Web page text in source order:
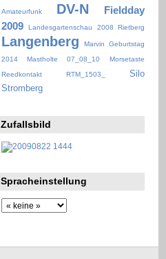
Amateurfunk DV-N
Fieldday
2009
Landesgartenschau 2008 Rietberg
Langenberg
Marvin Geburtstag
2014
Mastholte 07_08_10
Morsetaste
Reedkontakt
RTM_1503_
Silo
Stromberg
Zufallsbild
Spracheinstellung